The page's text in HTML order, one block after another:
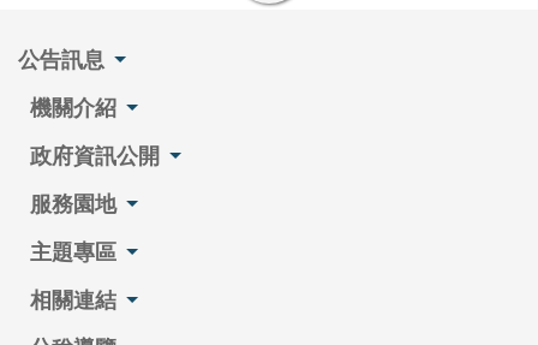
公告訊息
機關介紹
政府資訊公開
服務園地
主題專區
相關連結